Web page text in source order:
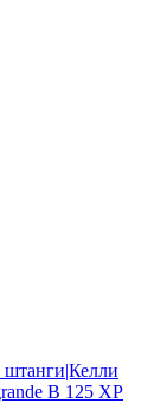
штанги|Келли
B 125 XP